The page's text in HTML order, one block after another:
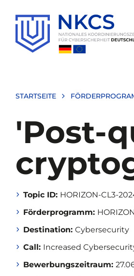
zum
Inhalt
STARTSEITE
'Post-
Topic ID: HORIZON-CL3-
Förderprogramm:
Destination: Cybersecurity
Call: Increased
Bewerbungszeitraum: